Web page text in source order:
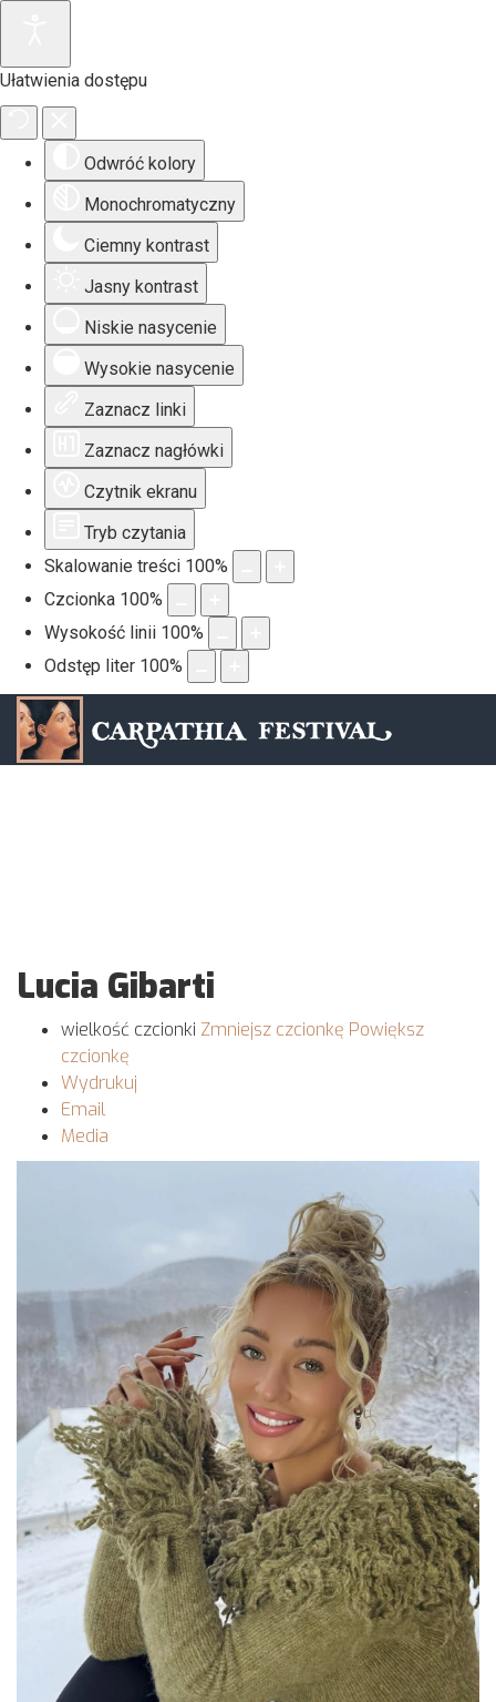
Ułatwienia dostępu
Odwróć kolory
Monochromatyczny
Ciemny kontrast
Jasny kontrast
Niskie nasycenie
Wysokie nasycenie
Zaznacz linki
Zaznacz nagłówki
Czytnik ekranu
Tryb czytania
Skalowanie treści 100%
Czcionka 100%
Wysokość linii 100%
Odstęp liter 100%
Lucia Gibarti
wielkość czcionki Zmniejsz czcionkę Powiększ
czcionkę
Wydrukuj
Email
Media